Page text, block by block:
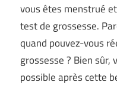
vous êtes menstrué
test de grossesse.
quand pouvez-vous
grossesse ? Bien sûr,
possible après cette